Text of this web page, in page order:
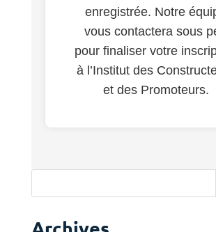
enregistrée. Notre
vous contactera sous
pour finaliser votre
à l’Institut des
et des Promoteurs.